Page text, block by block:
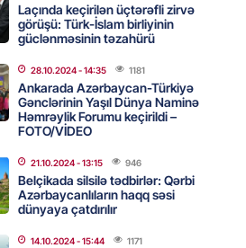
ilə görüş keçirilib –
niyə narazıdır?
UNESCO-dakı yeni
kimdir? – DOSYE
Laçında keçirilən üçtərəfli zirvə
görüşü: Türk-İslam birliyinin
güclənməsinin təzahürü
28.10.2024- 14:35 1181
Ankarada Azərbaycan-Türkiyə
Gənclərinin Yaşıl Dünya Naminə
Həmrəylik Forumu keçirildi –
FOTO/VİDEO
21.10.2024- 13:15 946
Belçikada silsilə tədbirlər: Qərbi
Azərbaycanlıların haqq səsi
dünyaya çatdırılır
14.10.2024- 15:44 1171